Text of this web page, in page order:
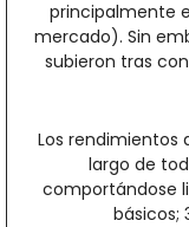
principalmente
mercado). Sin
subieron tras
Los rendimientos
largo de
comportándose
básicos;